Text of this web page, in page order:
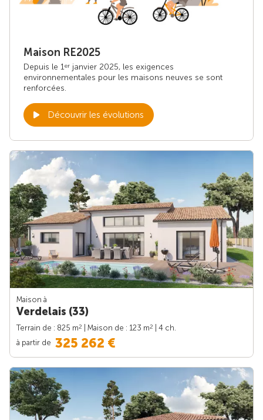
Maison RE2025
Depuis le 1er janvier 2025, les exigences
environnementales pour les maisons neuves se sont
renforcées.
Découvrir les évolutions
Maison à
Verdelais (33)
Terrain de : 825 m2 | Maison de : 123 m2
| 4 ch.
à partir de 325 262 €